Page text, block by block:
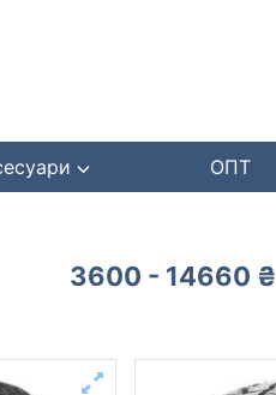
ОПТ
3600 - 14660 ₴